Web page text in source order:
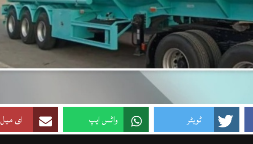
ٹویٹر واٹس ایپ ای میل